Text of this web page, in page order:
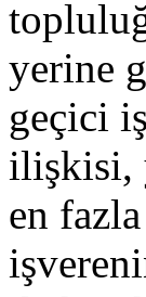
yerine
geçici
ilişkisi,
en